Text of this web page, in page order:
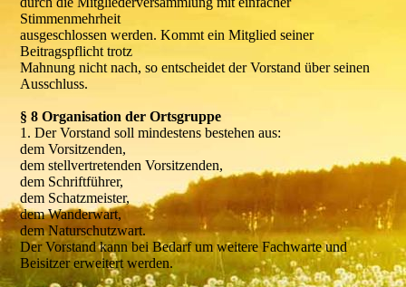
Stimmenmehrheit
ausgeschlossen werden. Kommt ein Mitglied seiner
Beitragspflicht trotz
Mahnung nicht nach, so entscheidet der Vorstand über seinen
Ausschluss.
§ 8 Organisation der Ortsgruppe
1. Der Vorstand soll mindestens bestehen aus:
dem Vorsitzenden,
dem stellvertretenden Vorsitzenden,
dem Schriftführer,
dem Schatzmeister,
dem Wanderwart,
dem Naturschutzwart.
Der Vorstand kann bei Bedarf um weitere Fachwarte und
Beisitzer erweitert werden.